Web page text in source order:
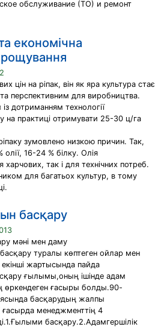
обслуживание (ТО) и ремонт
економічна
цін на ріпак, він як яра культура стає
перспективним для виробництва.
дотриманням технології
на практиці отримувати 25-30 ц/га
зумовлено низкою причин. Так,
олії, 16-24 % білку. Олія
харчових, так і для технічних потреб.
для багатьох культур, в тому
басқару
мәні мен даму
туралы көптеген ойлар мен
жартысында пайда
ғылымы,оның ішінде адам
өркендеген ғасыры болды.90-
басқарудың жалпы
ғасырда менеджменттің 4
басқару.2.Адамгершілік